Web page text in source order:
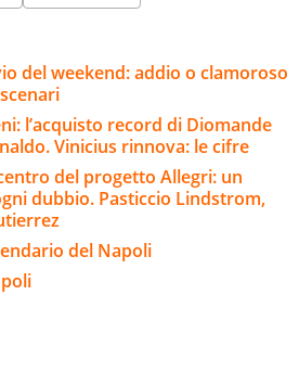
del weekend: addio o clamoroso
l’acquisto record di Diomande
Vinicius rinnova: le cifre
del progetto Allegri: un
dubbio. Pasticcio Lindstrom,
del Napoli